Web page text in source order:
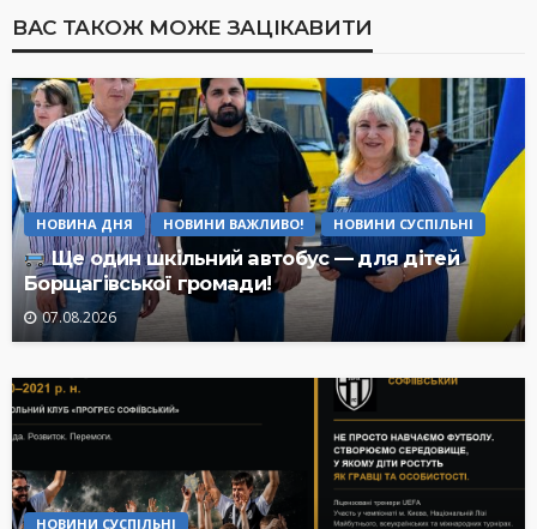
ВАС ТАКОЖ МОЖЕ ЗАЦІКАВИТИ
НОВИНА ДНЯ НОВИНИ ВАЖЛИВО! НОВИНИ СУСПІЛЬНІ
Ще один шкільний автобус — для дітей
Борщагівської громади!
07.08.2026
НОВИНИ СУСПІЛЬНІ